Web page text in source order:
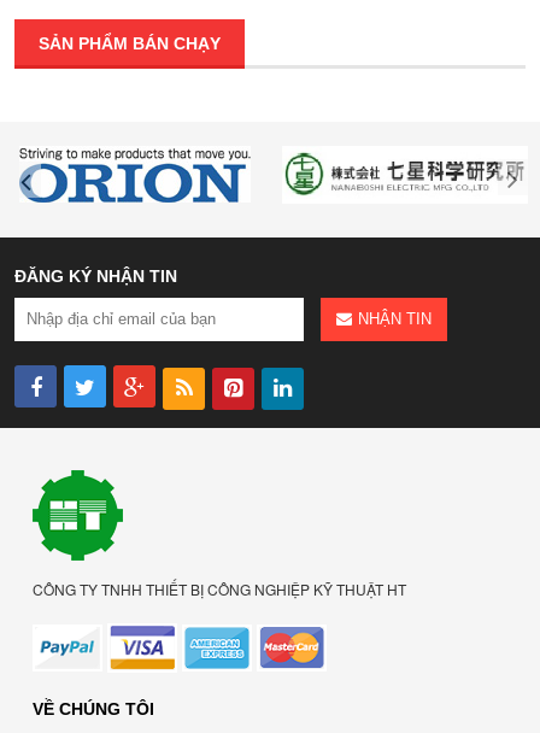
SẢN PHẨM BÁN CHẠY
ĐĂNG KÝ NHẬN TIN
NHẬN TIN
CÔNG TY TNHH THIẾT BỊ CÔNG NGHIỆP KỸ THUẬT HT
VỀ CHÚNG TÔI